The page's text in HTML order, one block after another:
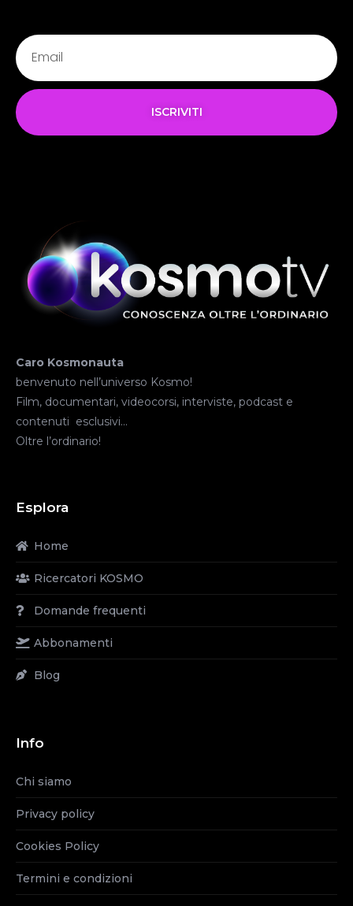
ISCRIVITI
Caro Kosmonauta
benvenuto nell’universo Kosmo!
Film, documentari, videocorsi, interviste, podcast e
contenuti esclusivi…
Oltre l’ordinario!
Esplora
Home
Ricercatori KOSMO
Domande frequenti
Abbonamenti
Blog
Info
Chi siamo
Privacy policy
Cookies Policy
Termini e condizioni